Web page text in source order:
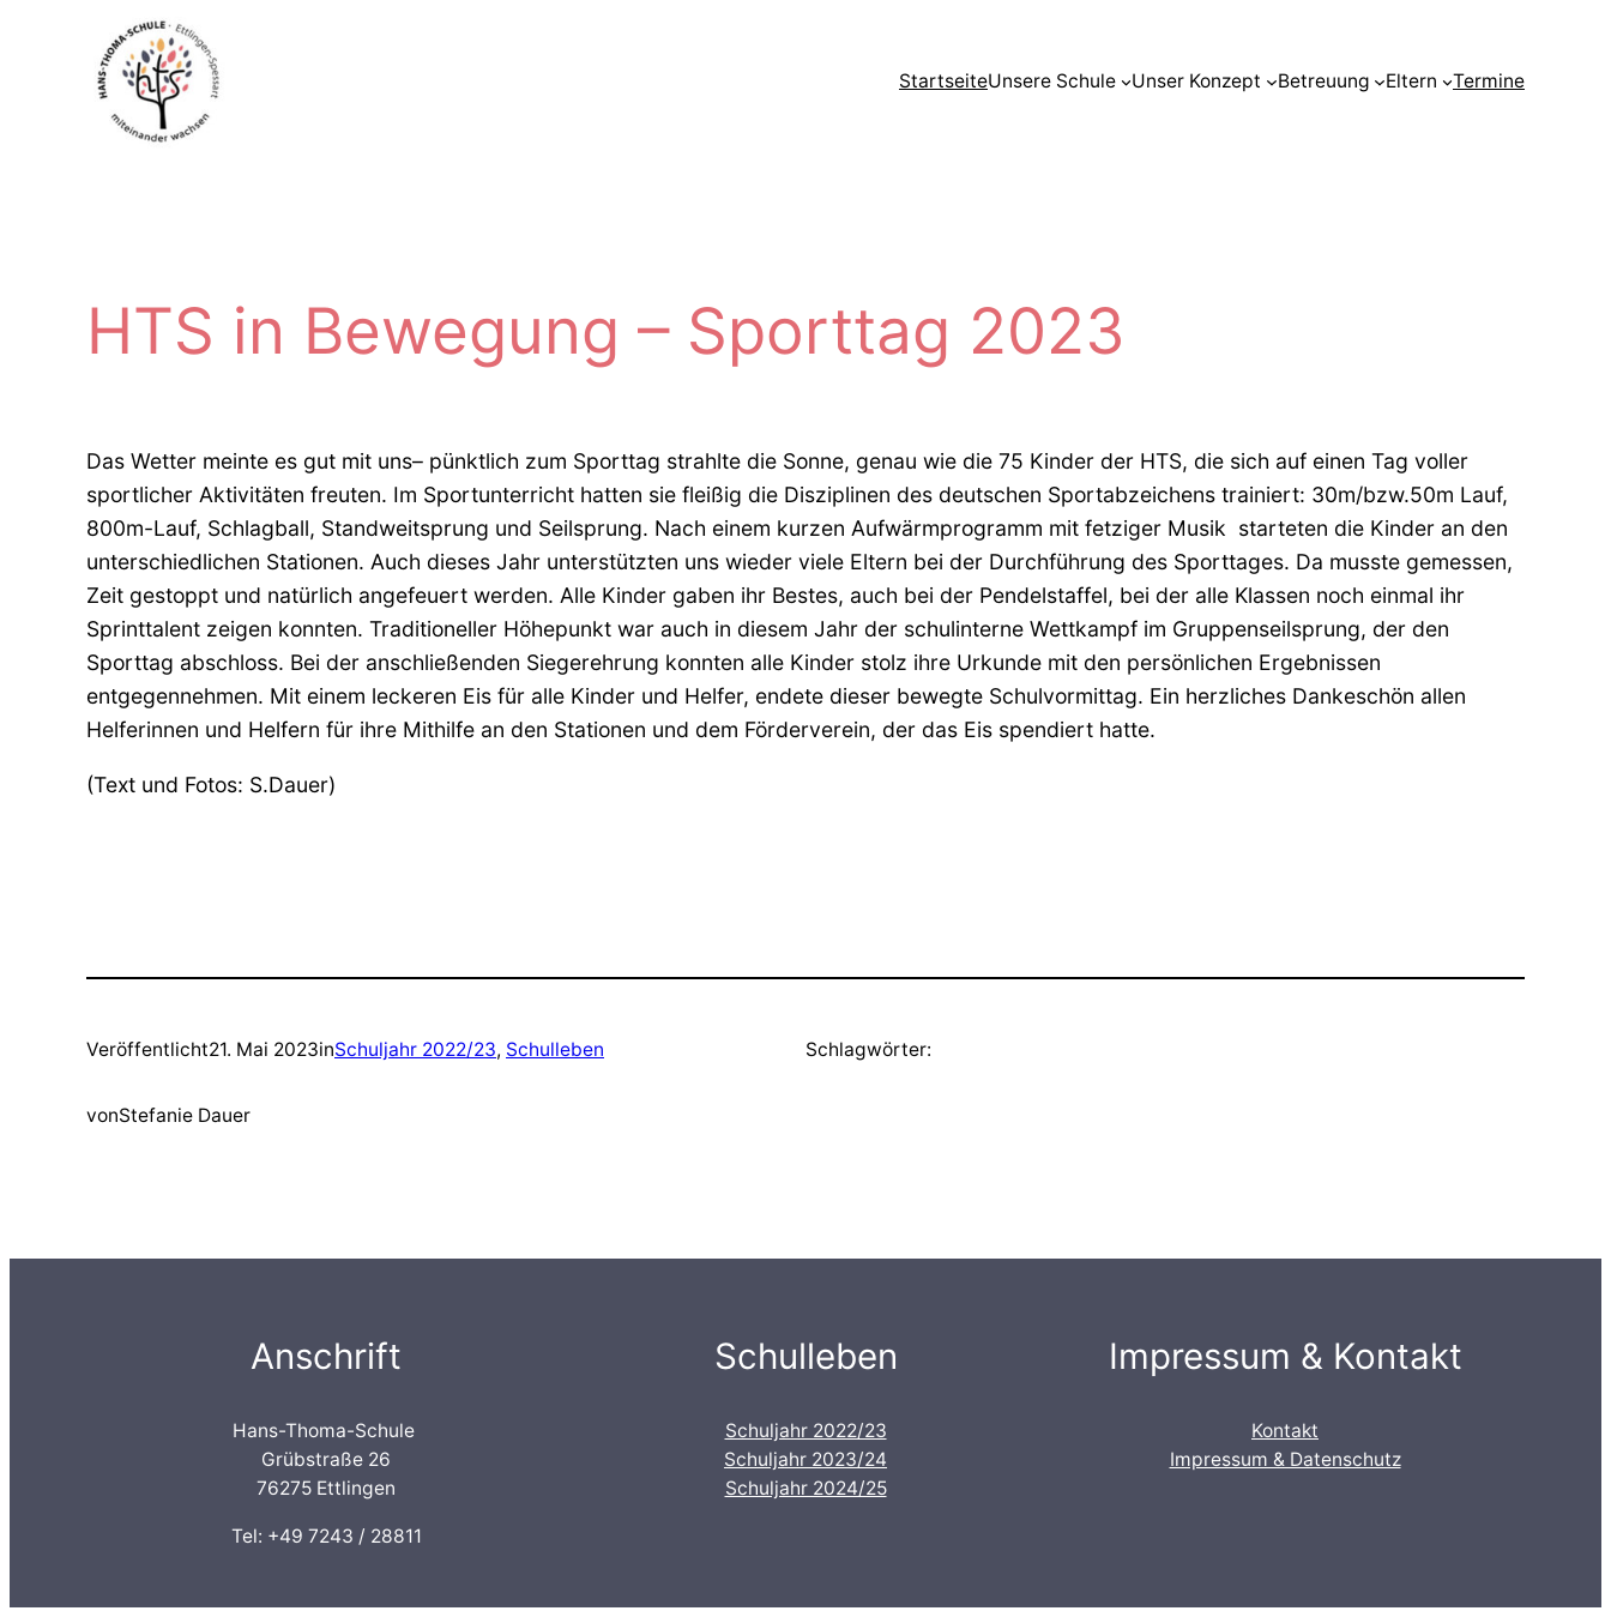
StartseiteUnsere Schule Unser Konzept Betreuung Eltern Termine
HTS in Bewegung – Sporttag 2023
Das Wetter meinte es gut mit uns– pünktlich zum Sporttag strahlte die Sonne, genau wie die 75 Kinder der HTS, die sich auf einen Tag voller
sportlicher Aktivitäten freuten. Im Sportunterricht hatten sie fleißig die Disziplinen des deutschen Sportabzeichens trainiert: 30m/bzw.50m Lauf,
800m-Lauf, Schlagball, Standweitsprung und Seilsprung. Nach einem kurzen Aufwärmprogramm mit fetziger Musik starteten die Kinder an den
unterschiedlichen Stationen. Auch dieses Jahr unterstützten uns wieder viele Eltern bei der Durchführung des Sporttages. Da musste gemessen,
Zeit gestoppt und natürlich angefeuert werden. Alle Kinder gaben ihr Bestes, auch bei der Pendelstaffel, bei der alle Klassen noch einmal ihr
Sprinttalent zeigen konnten. Traditioneller Höhepunkt war auch in diesem Jahr der schulinterne Wettkampf im Gruppenseilsprung, der den
Sporttag abschloss. Bei der anschließenden Siegerehrung konnten alle Kinder stolz ihre Urkunde mit den persönlichen Ergebnissen
entgegennehmen. Mit einem leckeren Eis für alle Kinder und Helfer, endete dieser bewegte Schulvormittag. Ein herzliches Dankeschön allen
Helferinnen und Helfern für ihre Mithilfe an den Stationen und dem Förderverein, der das Eis spendiert hatte.
(Text und Fotos: S.Dauer)
Veröffentlicht21. Mai 2023inSchuljahr 2022/23, Schulleben
vonStefanie Dauer
Schlagwörter:
Anschrift
Hans-Thoma-Schule
Grübstraße 26
76275 Ettlingen
Tel: +49 7243 / 28811
Schulleben
Schuljahr 2022/23
Schuljahr 2023/24
Schuljahr 2024/25
Impressum & Kontakt
Kontakt
Impressum & Datenschutz